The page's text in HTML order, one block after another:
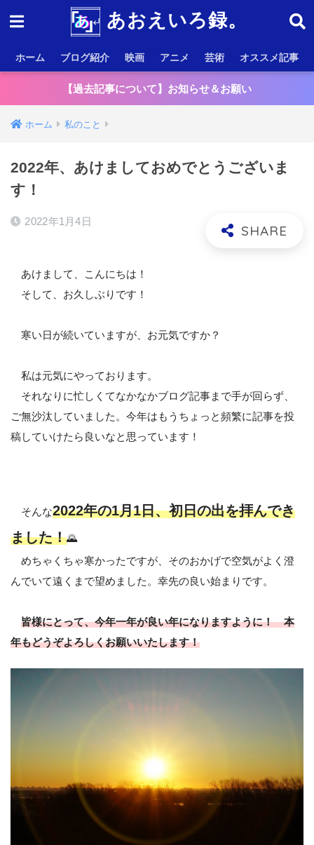
あおえいろ録。
ホーム ブログ紹介 映画 アニメ 芸術 オススメ記事
【過去記事について】お知らせ＆お願い
ホーム 私のこと
2022年、あけましておめでとうございま
す！
2022年1月4日
あけまして、こんにちは！
そして、お久しぶりです！
寒い日が続いていますが、お元気ですか？
私は元気にやっております。
それなりに忙しくてなかなかブログ記事まで手が回らず、
ご無沙汰していました。今年はもうちょっと頻繁に記事を投
稿していけたら良いなと思っています！
そんな2022年の1月1日、初日の出を拝んでき
ました！🌄
めちゃくちゃ寒かったですが、そのおかげで空気がよく澄
んでいて遠くまで望めました。幸先の良い始まりです。
皆様にとって、今年一年が良い年になりますように！ 本
年もどうぞよろしくお願いいたします！